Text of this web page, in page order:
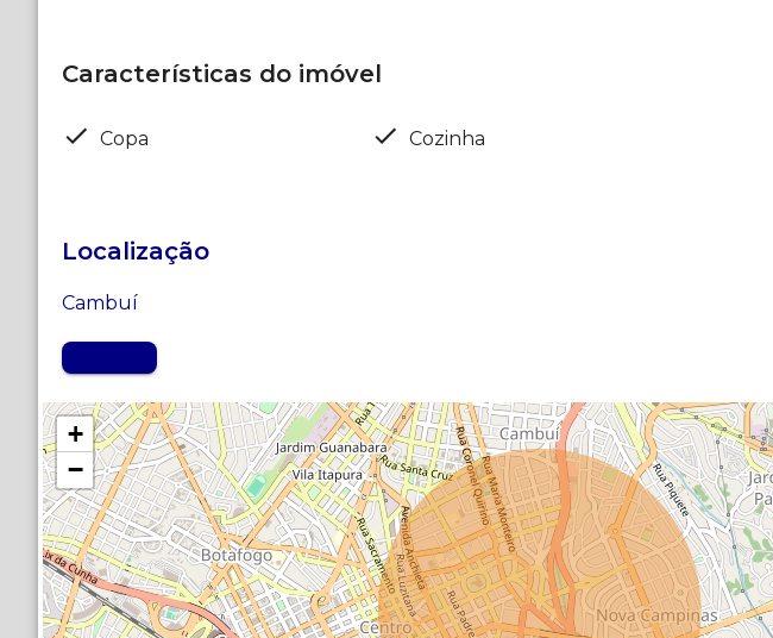
Características do imóvel
Copa Cozinha
Localização
Cambuí
+
−